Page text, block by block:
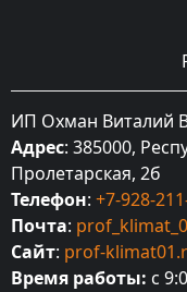
ИП Охман Виталий
Адрес: 385000,
Пролетарская, 2б
Телефон: +7-928-
Почта:
Сайт: prof-
Время работы: с